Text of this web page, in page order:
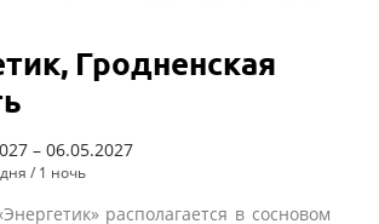
санатория представлены как
досуговые объекты для
здесь, так и увеселительные
словом, инфраструктура
для себя занятие по душе.
Гродненская
– 06.05.2027
/ 1 ночь
располагается в сосновом